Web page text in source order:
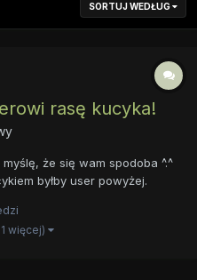
SORTUJ WEDŁUG
rasę kucyka!
że się wam spodoba ^.^
byłby user powyżej.
Jednorożeca ,Pegaza i
mieli chęci, moglibyście...
więcej)